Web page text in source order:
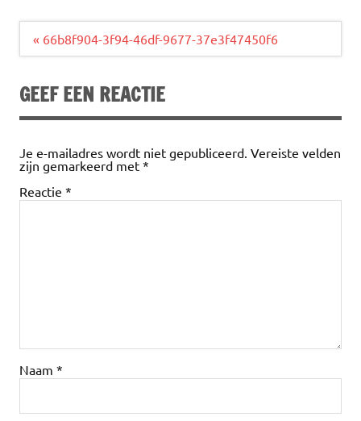
Bericht
« 66b8f904-3f94-46df-9677-37e3f47450f6
GEEF EEN REACTIE
Je e-mailadres wordt niet gepubliceerd. Vereiste velden
zijn gemarkeerd met *
Reactie *
Naam *